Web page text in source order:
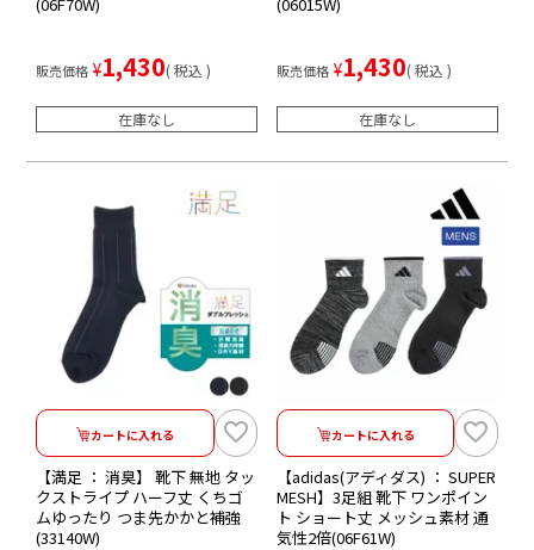
販売価格 ¥1,430 税込
在庫なし
販売価格 ¥1,430 税込
在庫なし
カートに入れる
【満足 ： 消臭】 靴下 無地 タッ
クストライプ ハーフ丈 くちゴ
ムゆったり つま先かかと補強
(33140W)
カートに入れる
【adidas(アディダス) ： SUPER
MESH】3足組 靴下 ワンポイン
ト ショート丈 メッシュ素材 通
気性2倍(06F61W)